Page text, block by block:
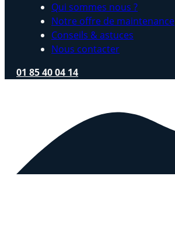
Qui sommes nous ?
Notre offre de maintenance
Conseils & astuces
Nous contacter
01 85 40 04 14